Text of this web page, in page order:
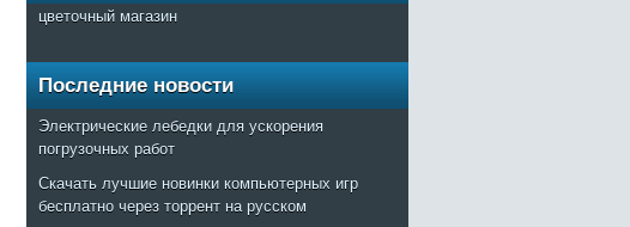
цветочный магазин
Последние новости
Электрические лебедки для ускорения
погрузочных работ
Скачать лучшие новинки компьютерных игр
бесплатно через торрент на русском